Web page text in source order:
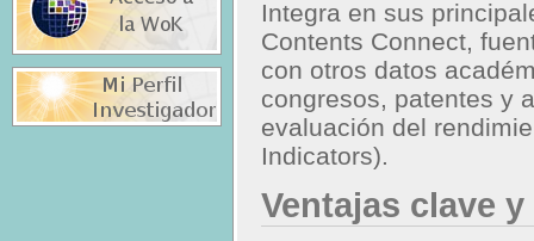
Integra en sus
Contents Connect,
con otros datos
congresos, patentes y
evaluación del
Indicators).
Ventajas clave